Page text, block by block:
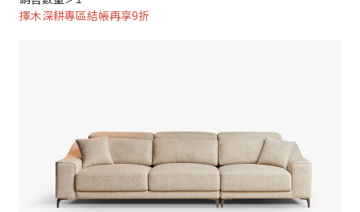
擇木深耕專區結帳再享9折